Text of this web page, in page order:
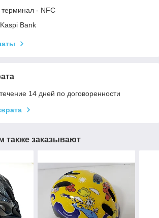
- NFC
Bank
14 дней по договоренности
также заказывают